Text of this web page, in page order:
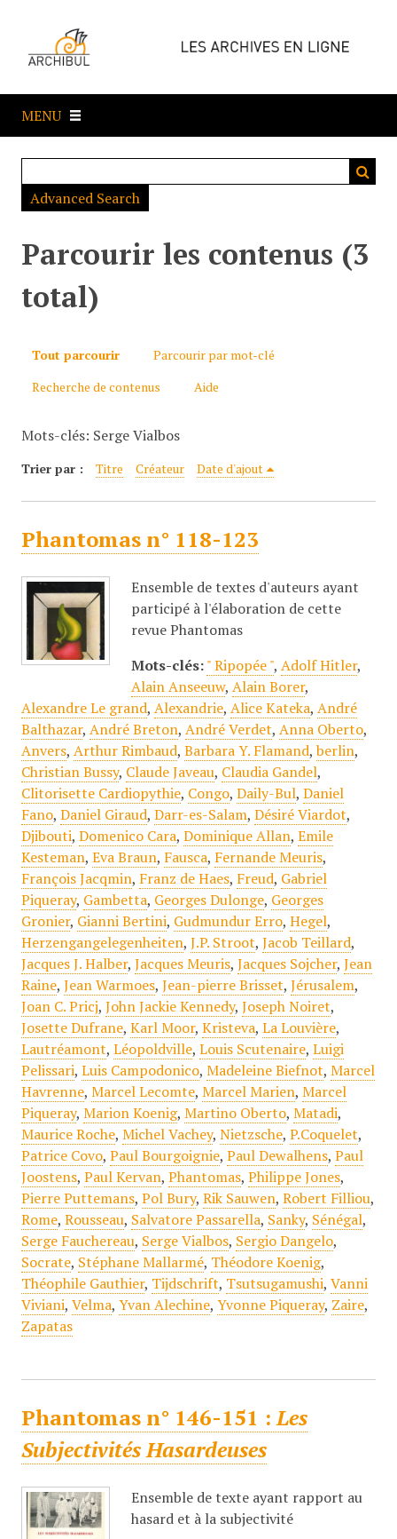
e
a
MENU
Advanced Search
Parcourir les contenus (3
total)
Tout parcourir
Parcourir par mot-clé
Recherche de contenus
Aide
Mots-clés: Serge Vialbos
Trier par : Titre Créateur Date d'ajout
Phantomas n° 118-123
Ensemble de textes d'auteurs ayant
participé à l'élaboration de cette
revue Phantomas
Mots-clés: " Ripopée ", Adolf Hitler,
Alain Anseeuw, Alain Borer,
Alexandre Le grand, Alexandrie, Alice Kateka, André
Balthazar, André Breton, André Verdet, Anna Oberto,
Anvers, Arthur Rimbaud, Barbara Y. Flamand,berlin,
Christian Bussy, Claude Javeau, Claudia Gandel,
Clitorisette Cardiopythie, Congo, Daily-Bul, Daniel
Fano, Daniel Giraud, Darr-es-Salam, Désiré Viardot,
Djibouti, Domenico Cara, Dominique Allan, Emile
Kesteman, Eva Braun, Fausca, Fernande Meuris,
François Jacqmin, Franz de Haes, Freud, Gabriel
Piqueray, Gambetta, Georges Dulonge, Georges
Gronier, Gianni Bertini, Gudmundur Erro, Hegel,
Herzengangelegenheiten, J.P. Stroot, Jacob Teillard,
Jacques J. Halber, Jacques Meuris, Jacques Sojcher, Jean
Raine, Jean Warmoes, Jean-pierre Brisset, Jérusalem,
Joan C. Pricj, John Jackie Kennedy, Joseph Noiret,
Josette Dufrane, Karl Moor, Kristeva, La Louvière,
Lautréamont, Léopoldville, Louis Scutenaire, Luigi
Pelissari, Luis Campodonico, Madeleine Biefnot, Marcel
Havrenne, Marcel Lecomte, Marcel Marien, Marcel
Piqueray, Marion Koenig, Martino Oberto, Matadi,
Maurice Roche, Michel Vachey, Nietzsche, P.Coquelet,
Patrice Covo, Paul Bourgoignie, Paul Dewalhens, Paul
Joostens, Paul Kervan, Phantomas, Philippe Jones,
Pierre Puttemans, Pol Bury, Rik Sauwen, Robert Filliou,
Rome, Rousseau, Salvatore Passarella, Sanky, Sénégal,
Serge Fauchereau, Serge Vialbos, Sergio Dangelo,
Socrate, Stéphane Mallarmé, Théodore Koenig,
Théophile Gauthier, Tijdschrift, Tsutsugamushi, Vanni
Viviani, Velma, Yvan Alechine, Yvonne Piqueray, Zaire,
Zapatas
Phantomas n° 146-151 :Les
Subjectivités Hasardeuses
Ensemble de texte ayant rapport au
hasard et à la subjectivité